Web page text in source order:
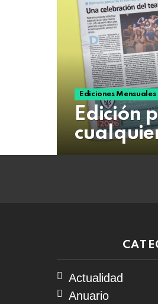
Ediciones Mensuales
Edición
Actualidad
Anuario